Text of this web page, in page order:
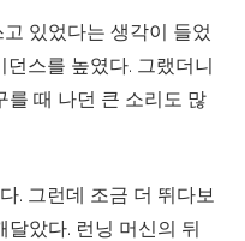
있었다는 생각이 들었
스를 높였다. 그랬더니
를 때 나던 큰 소리도 많
. 그런데 조금 더 뛰다보
았다. 런닝 머신의 뒤